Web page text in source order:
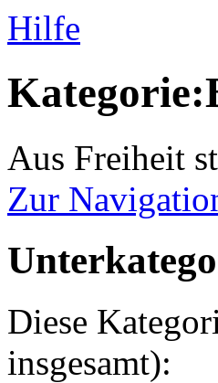
Hilfe
Aus Freiheit
Zur
Diese
insgesamt):